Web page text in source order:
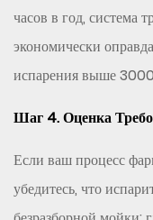
часов в год, система
экономически
испарения выше
Шаг 4. Оценка
Если ваш процесс
убедитесь, что